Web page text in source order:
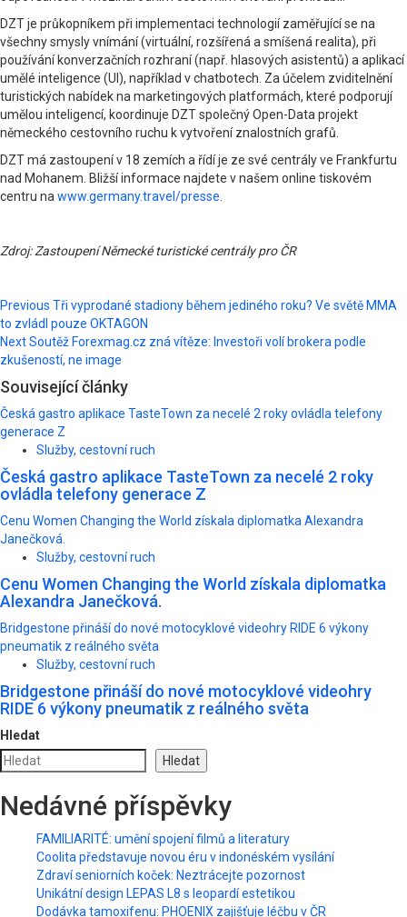
DZT je průkopníkem při implementaci technologií zaměřující se na
všechny smysly vnímání (virtuální, rozšířená a smíšená realita), při
používání konverzačních rozhraní (např. hlasových asistentů) a aplikací
umělé inteligence (UI), například v chatbotech. Za účelem zviditelnění
turistických nabídek na marketingových platformách, které podporují
umělou inteligencí, koordinuje DZT společný Open-Data projekt
německého cestovního ruchu k vytvoření znalostních grafů.
DZT má zastoupení v 18 zemích a řídí je ze své centrály ve Frankfurtu
nad Mohanem. Bližší informace najdete v našem online tiskovém
centru nawww.germany.travel/presse.
Zdroj: Zastoupení Německé turistické centrály pro ČR
Post
navigation
Previous Tři vyprodané stadiony během jediného roku? Ve světě MMA
to zvládl pouze OKTAGON
NextSoutěž Forexmag.cz zná vítěze: Investoři volí brokera podle
zkušeností, ne image
Související články
Česká gastro aplikace TasteTown za necelé 2 roky ovládla telefony
generace Z
Služby, cestovní ruch
Česká gastro aplikace TasteTown za necelé 2 roky
ovládla telefony generace Z
Cenu Women Changing the World získala diplomatka Alexandra
Janečková.
Služby, cestovní ruch
Cenu Women Changing the World získala diplomatka
Alexandra Janečková.
Bridgestone přináší do nové motocyklové videohry RIDE 6 výkony
pneumatik z reálného světa
Služby, cestovní ruch
Bridgestone přináší do nové motocyklové videohry
RIDE 6 výkony pneumatik z reálného světa
Hledat
Hledat
Nedávné příspěvky
FAMILIARITÉ: umění spojení filmů a literatury
Coolita představuje novou éru v indonéském vysílání
Zdraví seniorních koček: Neztrácejte pozornost
Unikátní design LEPAS L8 s leopardí estetikou
Dodávka tamoxifenu: PHOENIX zajišťuje léčbu v ČR